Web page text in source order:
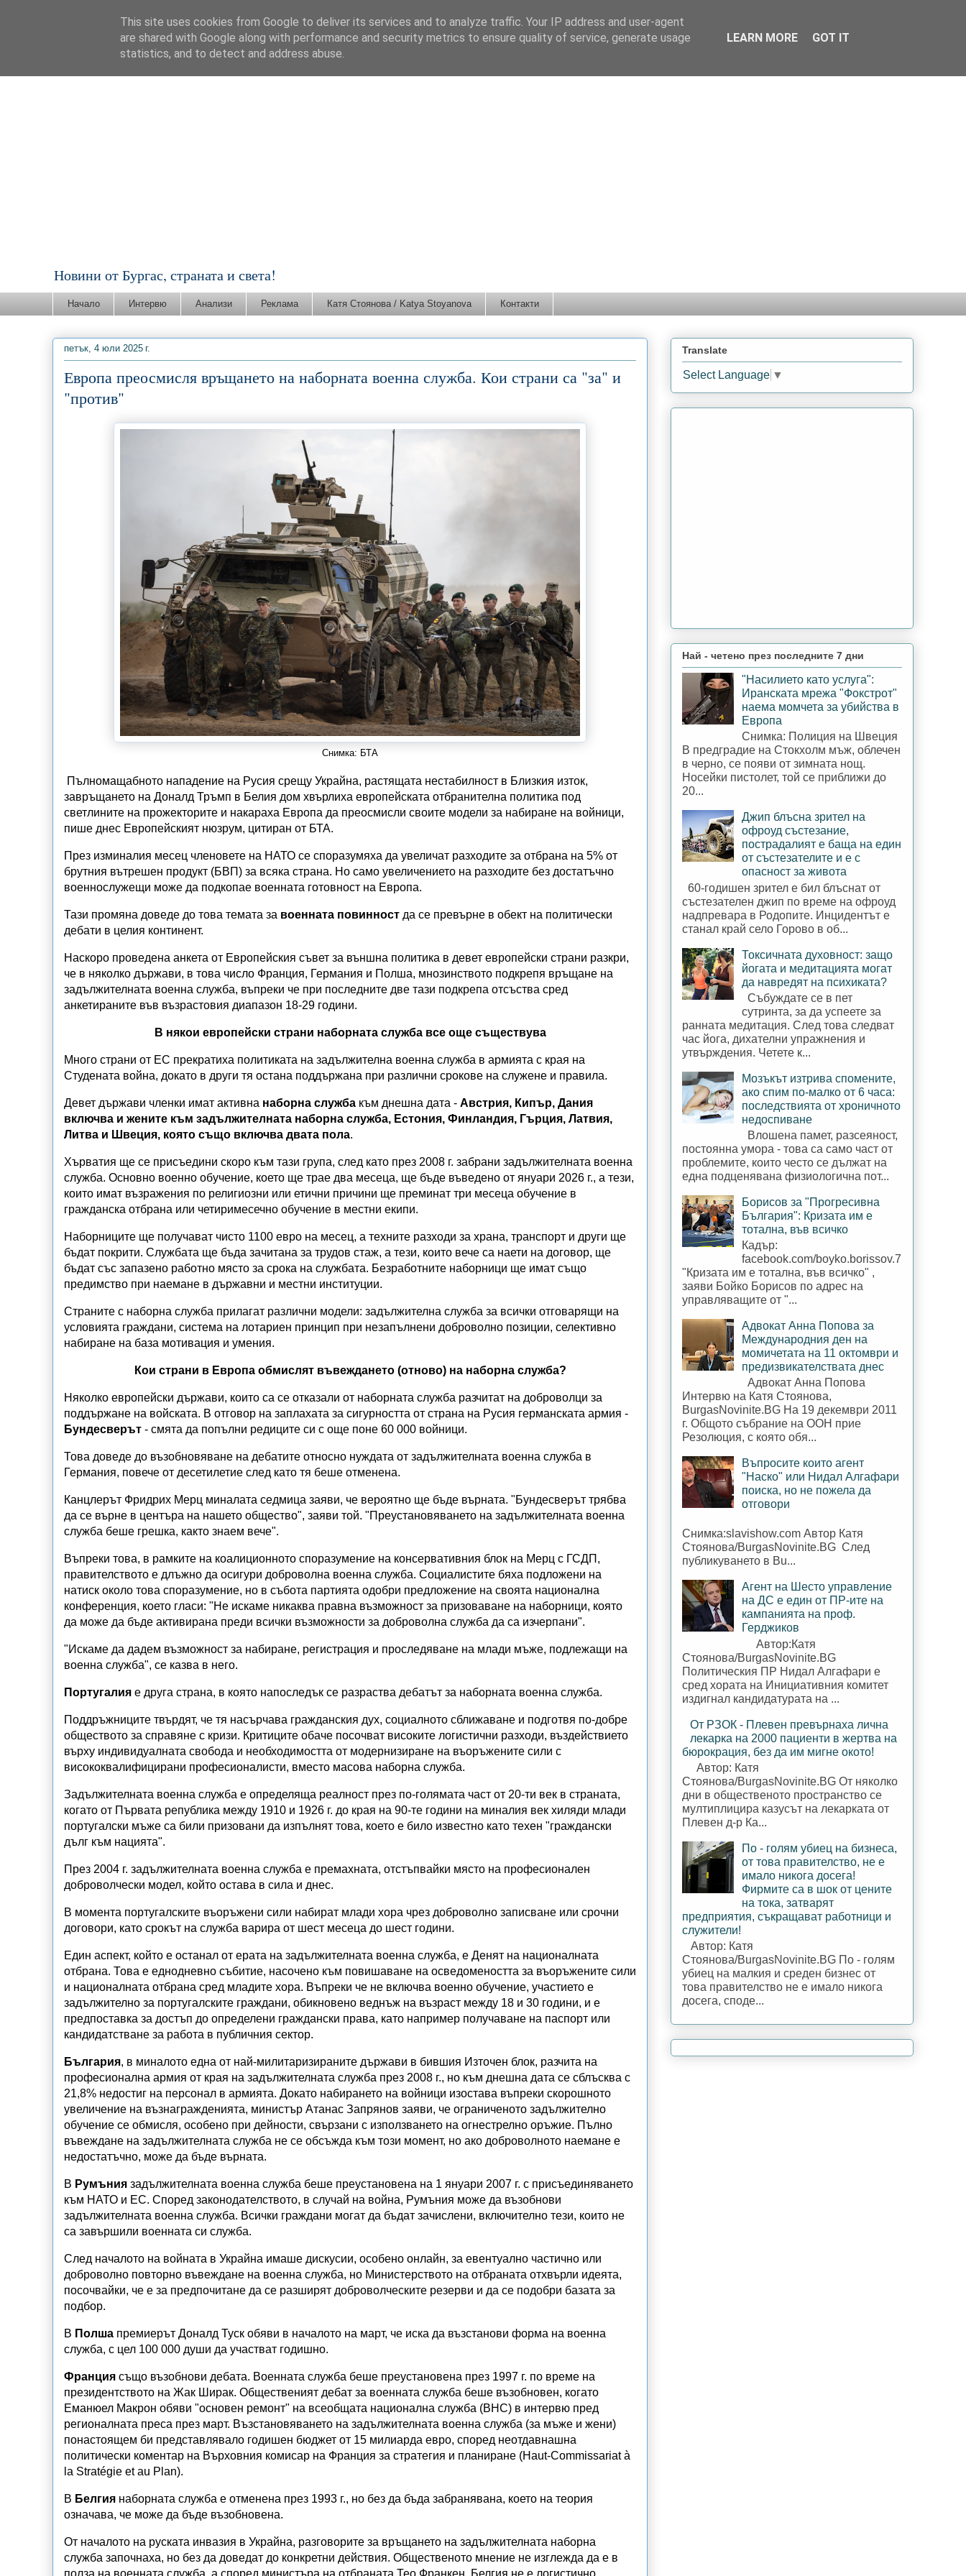
Новини от Бургас, страната и света!
Начало Интервю Анализи Реклама Катя Стоянова / Katya Stoyanova Контакти
петък, 4 юли 2025 г.
Европа преосмисля връщането на наборната военна служба. Кои страни са "за" и
"против"
Снимка: БТА
Пълномащабното нападение на Русия срещу Украйна, растящата нестабилност в Близкия изток,
завръщането на Доналд Тръмп в Белия дом хвърлиха европейската отбранителна политика под
светлините на прожекторите и накараха Европа да преосмисли своите модели за набиране на войници,
пише днес Европейският нюзрум, цитиран от БТА.
През изминалия месец членовете на НАТО се споразумяха да увеличат разходите за отбрана на 5% от
брутния вътрешен продукт (БВП) за всяка страна. Но само увеличението на разходите без достатъчно
военнослужещи може да подкопае военната готовност на Европа.
Тази промяна доведе до това темата за военната повинност да се превърне в обект на политически
дебати в целия континент.
Наскоро проведена анкета от Европейския съвет за външна политика в девет европейски страни разкри,
че в няколко държави, в това число Франция, Германия и Полша, мнозинството подкрепя връщане на
задължителната военна служба, въпреки че при последните две тази подкрепа отсъства сред
анкетираните във възрастовия диапазон 18-29 години.
В някои европейски страни наборната служба все още съществува
Много страни от ЕС прекратиха политиката на задължителна военна служба в армията с края на
Студената война, докато в други тя остана поддържана при различни срокове на служене и правила.
Девет държави членки имат активна наборна служба към днешна дата - Австрия, Кипър, Дания
включва и жените към задължителната наборна служба, Естония, Финландия, Гърция, Латвия,
Литва и Швеция, която също включва двата пола.
Хърватия ще се присъедини скоро към тази група, след като през 2008 г. забрани задължителната военна
служба. Основно военно обучение, което ще трае два месеца, ще бъде въведено от януари 2026 г., а тези,
които имат възражения по религиозни или етични причини ще преминат три месеца обучение в
гражданска отбрана или четиримесечно обучение в местни екипи.
Наборниците ще получават чисто 1100 евро на месец, а техните разходи за храна, транспорт и други ще
бъдат покрити. Службата ще бъда зачитана за трудов стаж, а тези, които вече са наети на договор, ще
бъдат със запазено работно място за срока на службата. Безработните наборници ще имат също
предимство при наемане в държавни и местни институции.
Страните с наборна служба прилагат различни модели: задължителна служба за всички отговарящи на
условията граждани, система на лотариен принцип при незапълнени доброволно позиции, селективно
набиране на база мотивация и умения.
Кои страни в Европа обмислят въвеждането (отново) на наборна служба?
Няколко европейски държави, които са се отказали от наборната служба разчитат на доброволци за
поддържане на войската. В отговор на заплахата за сигурността от страна на Русия германската армия -
Бундесверът - смята да попълни редиците си с още поне 60 000 войници.
Това доведе до възобновяване на дебатите относно нуждата от задължителната военна служба в
Германия, повече от десетилетие след като тя беше отменена.
Канцлерът Фридрих Мерц миналата седмица заяви, че вероятно ще бъде върната. "Бундесверът трябва
да се върне в центъра на нашето общество", заяви той. "Преустановяването на задължителната военна
служба беше грешка, както знаем вече".
Въпреки това, в рамките на коалиционното споразумение на консервативния блок на Мерц с ГСДП,
правителството е длъжно да осигури доброволна военна служба. Социалистите бяха подложени на
натиск около това споразумение, но в събота партията одобри предложение на своята национална
конференция, което гласи: "Не искаме никаква правна възможност за призоваване на наборници, която
да може да бъде активирана преди всички възможности за доброволна служба да са изчерпани".
"Искаме да дадем възможност за набиране, регистрация и проследяване на млади мъже, подлежащи на
военна служба", се казва в него.
Португалия е друга страна, в която напоследък се разраства дебатът за наборната военна служба.
Поддръжниците твърдят, че тя насърчава гражданския дух, социалното сближаване и подготвя по-добре
обществото за справяне с кризи. Критиците обаче посочват високите логистични разходи, въздействието
върху индивидуалната свобода и необходимостта от модернизиране на въоръжените сили с
висококвалифицирани професионалисти, вместо масова наборна служба.
Задължителната военна служба е определяща реалност през по-голямата част от 20-ти век в страната,
когато от Първата република между 1910 и 1926 г. до края на 90-те години на миналия век хиляди млади
португалски мъже са били призовани да изпълнят това, което е било известно като техен "граждански
дълг към нацията".
През 2004 г. задължителната военна служба е премахната, отстъпвайки място на професионален
доброволчески модел, който остава в сила и днес.
В момента португалските въоръжени сили набират млади хора чрез доброволно записване или срочни
договори, като срокът на служба варира от шест месеца до шест години.
Един аспект, който е останал от ерата на задължителната военна служба, е Денят на националната
отбрана. Това е еднодневно събитие, насочено към повишаване на осведомеността за въоръжените сили
и националната отбрана сред младите хора. Въпреки че не включва военно обучение, участието е
задължително за португалските граждани, обикновено веднъж на възраст между 18 и 30 години, и е
предпоставка за достъп до определени граждански права, като например получаване на паспорт или
кандидатстване за работа в публичния сектор.
България, в миналото една от най-милитаризираните държави в бившия Източен блок, разчита на
професионална армия от края на задължителната служба през 2008 г., но към днешна дата се сблъсква с
21,8% недостиг на персонал в армията. Докато набирането на войници изостава въпреки скорошното
увеличение на възнагражденията, министър Атанас Запрянов заяви, че ограниченото задължително
обучение се обмисля, особено при дейности, свързани с използването на огнестрелно оръжие. Пълно
въвеждане на задължителната служба не се обсъжда към този момент, но ако доброволното наемане е
недостатъчно, може да бъде върната.
В Румъния задължителната военна служба беше преустановена на 1 януари 2007 г. с присъединяването
към НАТО и ЕС. Според законодателството, в случай на война, Румъния може да възобнови
задължителната военна служба. Всички граждани могат да бъдат зачислени, включително тези, които не
са завършили военната си служба.
След началото на войната в Украйна имаше дискусии, особено онлайн, за евентуално частично или
доброволно повторно въвеждане на военна служба, но Министерството на отбраната отхвърли идеята,
посочвайки, че е за предпочитане да се разширят доброволческите резерви и да се подобри базата за
подбор.
В Полша премиерът Доналд Туск обяви в началото на март, че иска да възстанови форма на военна
служба, с цел 100 000 души да участват годишно.
Франция също възобнови дебата. Военната служба беше преустановена през 1997 г. по време на
президентството на Жак Ширак. Общественият дебат за военната служба беше възобновен, когато
Еманюел Макрон обяви "основен ремонт" на всеобщата национална служба (ВНС) в интервю пред
регионалната преса през март. Възстановяването на задължителната военна служба (за мъже и жени)
понастоящем би представлявало годишен бюджет от 15 милиарда евро, според неотдавнашна
политически коментар на Върховния комисар на Франция за стратегия и планиране (Haut-Commissariat à
la Stratégie et au Plan).
В Белгия наборната служба е отменена през 1993 г., но без да бъда забранявана, което на теория
означава, че може да бъде възобновена.
От началото на руската инвазия в Украйна, разговорите за връщането на задължителната наборна
служба започнаха, но без да доведат до конкретни действия. Общественото мнение не изглежда да е в
полза на военната служба, а според министъра на отбраната Тео Франкен, Белгия не е логистично
Translate
Select Language ▼
Най - четено през последните 7 дни
"Насилието като услуга":
Иранската мрежа "Фокстрот"
наема момчета за убийства в
Европа
Снимка: Полиция на Швеция
В предградие на Стокхолм мъж, облечен
в черно, се появи от зимната нощ.
Носейки пистолет, той се приближи до
20...
Джип блъсна зрител на
офроуд състезание,
пострадалият е баща на един
от състезателите и е с
опасност за живота
60-годишен зрител е бил блъснат от
състезателен джип по време на офроуд
надпревара в Родопите. Инцидентът е
станал край село Горово в об...
Токсичната духовност: защо
йогата и медитацията могат
да навредят на психиката?
Събуждате се в пет
сутринта, за да успеете за
ранната медитация. След това следват
час йога, дихателни упражнения и
утвърждения. Четете к...
Мозъкът изтрива спомените,
ако спим по-малко от 6 часа:
последствията от хроничното
недоспиване
Влошена памет, разсеяност,
постоянна умора - това са само част от
проблемите, които често се дължат на
една подценявана физиологична пот...
Борисов за "Прогресивна
България": Кризата им е
тотална, във всичко
Кадър:
facebook.com/boyko.borissov.7
"Кризата им е тотална, във всичко" ,
заяви Бойко Борисов по адрес на
управляващите от "...
Адвокат Анна Попова за
Международния ден на
момичетата на 11 октомври и
предизвикателствата днес
Адвокат Анна Попова
Интервю на Катя Стоянова,
BurgasNovinite.BG На 19 декември 2011
г. Общото събрание на ООН прие
Резолюция, с която обя...
Въпросите които агент
"Наско" или Нидал Алгафари
поиска, но не пожела да
отговори
Снимка:slavishow.com Автор Катя
Стоянова/BurgasNovinite.BG След
публикуването в Bu...
Агент на Шесто управление
на ДС е един от ПР-ите на
кампанията на проф.
Герджиков
Автор:Катя
Стоянова/BurgasNovinite.BG
Политическия ПР Нидал Алгафари е
сред хората на Инициативния комитет
издигнал кандидатурата на ...
От РЗОК - Плевен превърнаха лична
лекарка на 2000 пациенти в жертва на
бюрокрация, без да им мигне окото!
Автор: Катя
Стоянова/BurgasNovinite.BG От няколко
дни в общественото пространство се
мултиплицира казусът на лекарката от
Плевен д-р Ка...
По - голям убиец на бизнеса,
от това правителство, не е
имало никога досега!
Фирмите са в шок от цените
на тока, затварят
предприятия, съкращават работници и
служители!
Автор: Катя
Стоянова/BurgasNovinite.BG По - голям
убиец на малкия и среден бизнес от
това правителство не е имало никога
досега, споде...
This site uses cookies from Google to deliver its services and to analyze traffic. Your IP address and user-agent
are shared with Google along with performance and security metrics to ensure quality of service, generate usage
statistics, and to detect and address abuse.
LEARN MORE GOT IT